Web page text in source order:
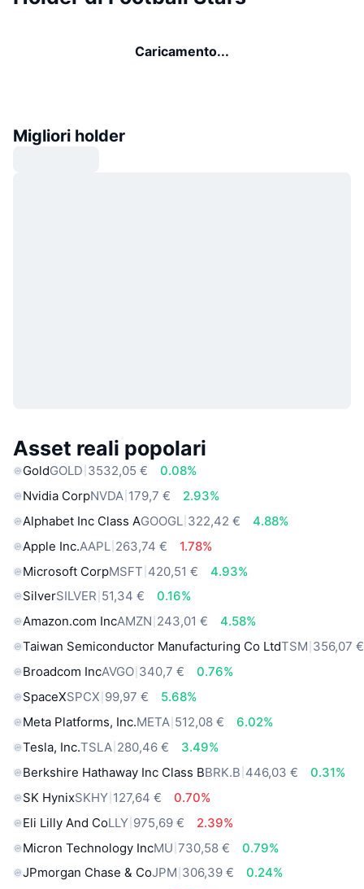
Caricamento...
Migliori holder
Asset reali popolari
GoldGOLD 3532,05 €
0.08%
Nvidia CorpNVDA 179,7 €
2.93%
Alphabet Inc Class AGOOGL 322,42 €
4.88%
Apple Inc.AAPL 263,74 €
1.78%
Microsoft CorpMSFT 420,51 €
4.93%
SilverSILVER 51,34 €
0.16%
Amazon.com IncAMZN 243,01 €
4.58%
Taiwan Semiconductor Manufacturing Co LtdTSM 356,07 €
Broadcom IncAVGO 340,7 €
0.76%
SpaceXSPCX 99,97 €
5.68%
Meta Platforms, Inc.META 512,08 €
6.02%
Tesla, Inc.TSLA 280,46 €
3.49%
Berkshire Hathaway Inc Class BBRK.B 446,03 €
0.31%
SK HynixSKHY 127,64 €
0.70%
Eli Lilly And CoLLY 975,69 €
2.39%
Micron Technology IncMU 730,58 €
0.79%
JPmorgan Chase & CoJPM 306,39 €
0.24%